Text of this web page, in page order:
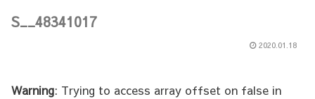
S__48341017
2020.01.18
Warning: Trying to access array offset on false in